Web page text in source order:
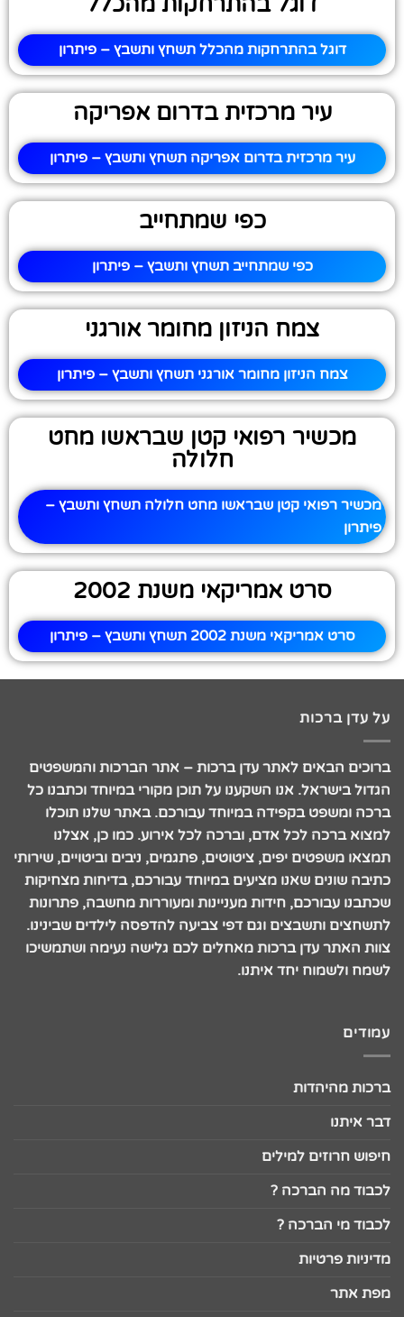
דוגל בהתרחקות מהכלל תשחץ ותשבץ – פיתרון
עיר מרכזית בדרום אפריקה
עיר מרכזית בדרום אפריקה תשחץ ותשבץ – פיתרון
כפי שמתחייב
כפי שמתחייב תשחץ ותשבץ – פיתרון
צמח הניזון מחומר אורגני
צמח הניזון מחומר אורגני תשחץ ותשבץ – פיתרון
מכשיר רפואי קטן שבראשו מחט
חלולה
מכשיר רפואי קטן שבראשו מחט חלולה תשחץ ותשבץ –
פיתרון
סרט אמריקאי משנת 2002
סרט אמריקאי משנת 2002 תשחץ ותשבץ – פיתרון
על עדן ברכות
ברוכים הבאים לאתר עדן ברכות – אתר הברכות והמשפטים
הגדול בישראל. אנו השקענו על תוכן מקורי במיוחד וכתבנו כל
ברכה ומשפט בקפידה במיוחד עבורכם. באתר שלנו תוכלו
למצוא ברכה לכל אדם, וברכה לכל אירוע. כמו כן, אצלנו
תמצאו משפטים יפים, ציטוטים, פתגמים, ניבים וביטויים, שירותי
כתיבה שונים שאנו מציעים במיוחד עבורכם, בדיחות מצחיקות
שכתבנו עבורכם, חידות מעניינות ומעוררות מחשבה, פתרונות
לתשחצים ותשבצים וגם דפי צביעה להדפסה לילדים שבינינו.
צוות האתר עדן ברכות מאחלים לכם גלישה נעימה ושתמשיכו
לשמח ולשמוח יחד איתנו.
עמודים
ברכות מהיהדות
דבר איתנו
חיפוש חרוזים למילים
לכבוד מה הברכה ?
לכבוד מי הברכה ?
מדיניות פרטיות
מפת אתר